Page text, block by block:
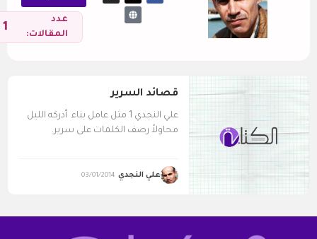
عدد
المقالات:
1
قصائد السرير
علي النجدي 1 مثل عامل بناء أدركه الليل
محاولاً رصف الكلمات على سرير.
علي النجدي 03/01/2014